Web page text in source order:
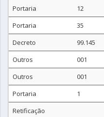
Portaria
12
Portaria
35
Decreto
99.145
Outros
001
Outros
001
Portaria
1
Retificação